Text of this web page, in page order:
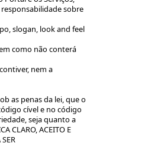
sobre
slogan, look and feel
como não conterá
nem a
as penas da lei, que o
cível e no código
seja quanto a
CLARO, ACEITO E